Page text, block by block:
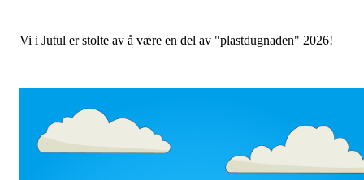
Vi i Jutul er stolte av å være en del av "plastdugnaden" 2026!